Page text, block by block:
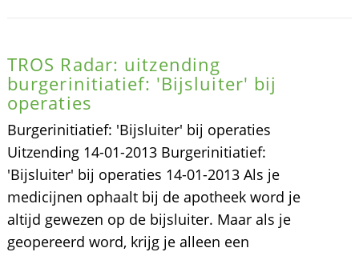
TROS Radar: uitzending
burgerinitiatief: 'Bijsluiter' bij
operaties
Burgerinitiatief: 'Bijsluiter' bij operaties
Uitzending 14-01-2013 Burgerinitiatief:
'Bijsluiter' bij operaties 14-01-2013 Als je
medicijnen ophaalt bij de apotheek word je
altijd gewezen op de bijsluiter. Maar als je
geopereerd word, krijg je alleen een